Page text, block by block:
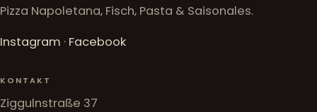
Pizza Napoletana, Fisch, Pasta & Saisonales.
Instagram · Facebook
KONTAKT
Ziggulnstraße 37